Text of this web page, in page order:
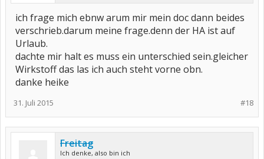
ich frage mich ebnw arum mir mein doc dann beides
verschrieb.darum meine frage.denn der HA ist auf
Urlaub.
dachte mir halt es muss ein unterschied sein.gleicher
Wirkstoff das las ich auch steht vorne obn.
danke heike
#18
31. Juli 2015
Freitag
Ich denke, also bin ich